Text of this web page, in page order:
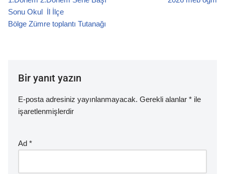
o
k
Sonu Okul İl İlçe
Bölge Zümre toplantı Tutanağı
Bir yanıt yazın
E-posta adresiniz yayınlanmayacak. Gerekli alanlar * ile
işaretlenmişlerdir
Ad *